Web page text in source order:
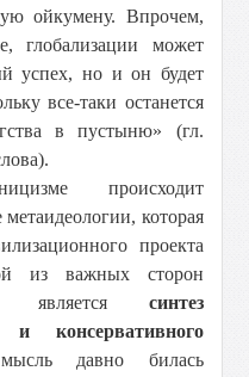
ойкумену. Впрочем,
глобализации может
успех, но и он будет
все-таки останется
в пустыню» (гл.
происходит
которая
проекта
из важных сторон
является синтез
и консервативного
давно билась